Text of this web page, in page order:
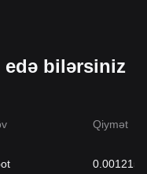
edə bilərsiniz
Qiymət